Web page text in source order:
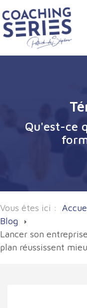
Qu'est-ce
Vous êtes ici :
Blog
Lancer son
plan réussissent